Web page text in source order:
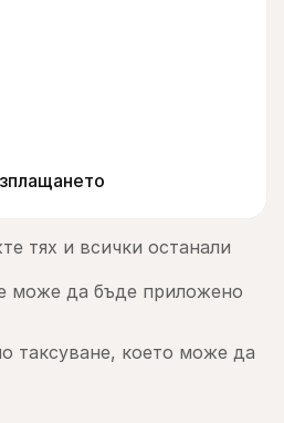
тях и всички останали
може да бъде приложено
таксуване, което може да